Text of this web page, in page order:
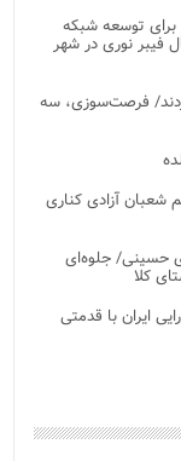
برای توسعه شبکه
نوری در آمل/ برقراری ۱۴۷۰ اتصال فیبر نوری در شهر
فرصت‌سوزی، سه
شعبان آزادی کناری
حسینی/ جلوه‌ای
کلا
ایران با قدمتی